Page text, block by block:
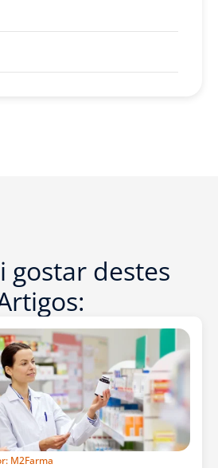
gostar destes
M2Farma